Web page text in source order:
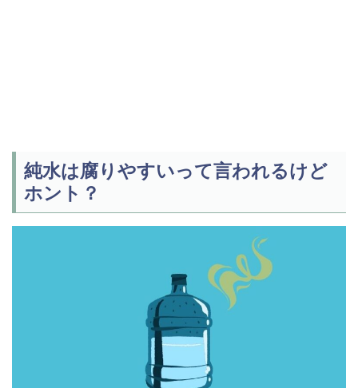
純水は腐りやすいって言われるけど
ホント？